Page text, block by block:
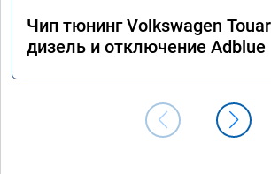
Чип тюнинг Volkswagen
дизель и отключение Adblue